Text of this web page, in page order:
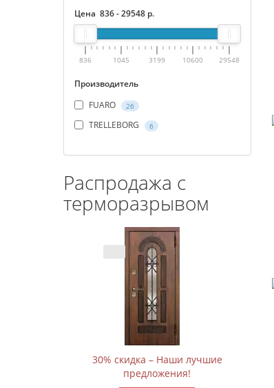
Цена 836-29548 р.
836 1045 3199 10600 29548
Производитель
FUARO
26
TRELLEBORG 6
Распродажа с
терморазрывом
30% скидка – Наши лучшие
предложения!